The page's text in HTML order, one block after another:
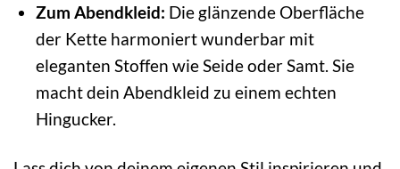
Zum Abendkleid: Die glänzende Oberfläche
der Kette harmoniert wunderbar mit
eleganten Stoffen wie Seide oder Samt. Sie
macht dein Abendkleid zu einem echten
Hingucker.